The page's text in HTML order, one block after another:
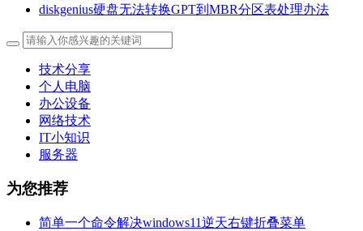
diskgenius硬盘无法转换GPT到MBR分区表处理办法
技术分享
个人电脑
办公设备
网络技术
IT小知识
服务器
为您推荐
简单一个命令解决windows11逆天右键折叠菜单